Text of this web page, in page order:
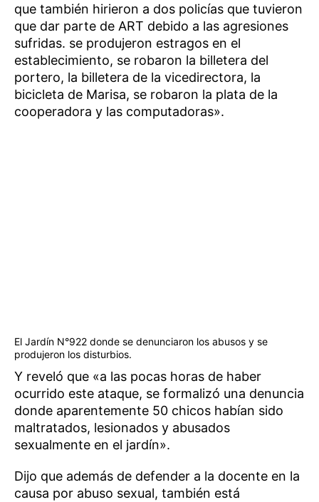
que también hirieron a dos policías que tuvieron
que dar parte de ART debido a las agresiones
sufridas. se produjeron estragos en el
establecimiento, se robaron la billetera del
portero, la billetera de la vicedirectora, la
bicicleta de Marisa, se robaron la plata de la
cooperadora y las computadoras».
El Jardín N°922 donde se denunciaron los abusos y se
produjeron los disturbios.
Y reveló que «a las pocas horas de haber
ocurrido este ataque, se formalizó una denuncia
donde aparentemente 50 chicos habían sido
maltratados, lesionados y abusados
sexualmente en el jardín».
Dijo que además de defender a la docente en la
causa por abuso sexual, también está